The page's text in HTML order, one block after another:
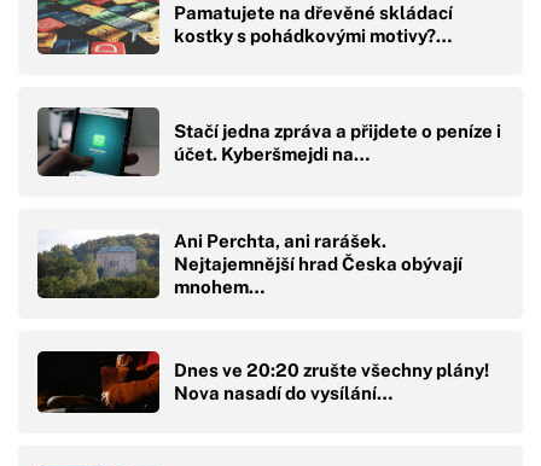
Pamatujete na dřevěné skládací
kostky s pohádkovými motivy?…
Stačí jedna zpráva a přijdete o peníze i
účet. Kyberšmejdi na…
Ani Perchta, ani rarášek.
Nejtajemnější hrad Česka obývají
mnohem…
Dnes ve 20:20 zrušte všechny plány!
Nova nasadí do vysílání…